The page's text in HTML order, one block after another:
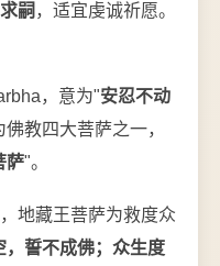
嗣 ，适宜虔诚祈愿。
，意为"安忍不动
佛教四大菩萨之一，
萨"。
地藏王菩萨为救度众
，誓不成佛；众生度